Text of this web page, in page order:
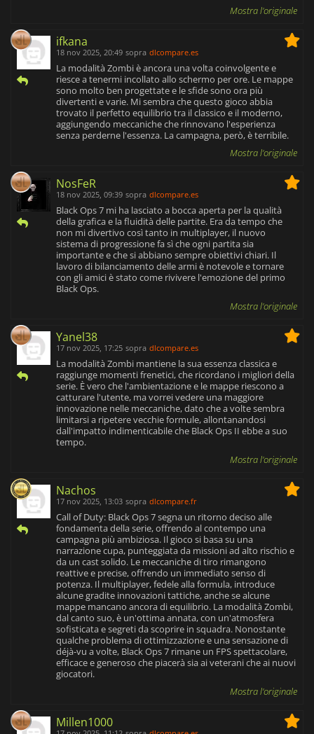
Mostra l'originale
ifkana
18 nov 2025, 20:49 sopra dlcompare.es
La modalità Zombi è ancora una volta coinvolgente e
riesce a tenermi incollato allo schermo per ore. Le mappe
sono molto ben progettate e le sfide sono ora più
divertenti e varie. Mi sembra che questo gioco abbia
trovato il perfetto equilibrio tra il classico e il moderno,
aggiungendo meccaniche che rinnovano l'esperienza
senza perderne l'essenza. La campagna, però, è terribile.
Mostra l'originale
NosFeR
18 nov 2025, 09:39 sopra dlcompare.es
Black Ops 7 mi ha lasciato a bocca aperta per la qualità
della grafica e la fluidità delle partite. Era da tempo che
non mi divertivo così tanto in multiplayer, il nuovo
sistema di progressione fa sì che ogni partita sia
importante e che si abbiano sempre obiettivi chiari. Il
lavoro di bilanciamento delle armi è notevole e tornare
con gli amici è stato come rivivere l'emozione del primo
Black Ops.
Mostra l'originale
Yanel38
17 nov 2025, 17:25 sopra dlcompare.es
La modalità Zombi mantiene la sua essenza classica e
raggiunge momenti frenetici, che ricordano i migliori della
serie. È vero che l'ambientazione e le mappe riescono a
catturare l'utente, ma vorrei vedere una maggiore
innovazione nelle meccaniche, dato che a volte sembra
limitarsi a ripetere vecchie formule, allontanandosi
dall'impatto indimenticabile che Black Ops II ebbe a suo
tempo.
Mostra l'originale
Nachos
17 nov 2025, 13:03 sopra dlcompare.fr
Call of Duty: Black Ops 7 segna un ritorno deciso alle
fondamenta della serie, offrendo al contempo una
campagna più ambiziosa. Il gioco si basa su una
narrazione cupa, punteggiata da missioni ad alto rischio e
da un cast solido. Le meccaniche di tiro rimangono
reattive e precise, offrendo un immediato senso di
potenza. Il multiplayer, fedele alla formula, introduce
alcune gradite innovazioni tattiche, anche se alcune
mappe mancano ancora di equilibrio. La modalità Zombi,
dal canto suo, è un'ottima annata, con un'atmosfera
sofisticata e segreti da scoprire in squadra. Nonostante
qualche problema di ottimizzazione e una sensazione di
déjà-vu a volte, Black Ops 7 rimane un FPS spettacolare,
efficace e generoso che piacerà sia ai veterani che ai nuovi
giocatori.
Mostra l'originale
Millen1000